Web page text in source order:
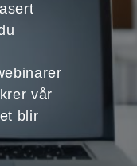
vår
blir